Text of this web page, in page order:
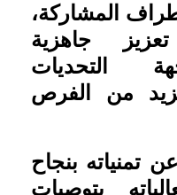
المشاركة،
جاهزية
التحديات
من الفرص
تمنياته بنجاح
بتوصيات